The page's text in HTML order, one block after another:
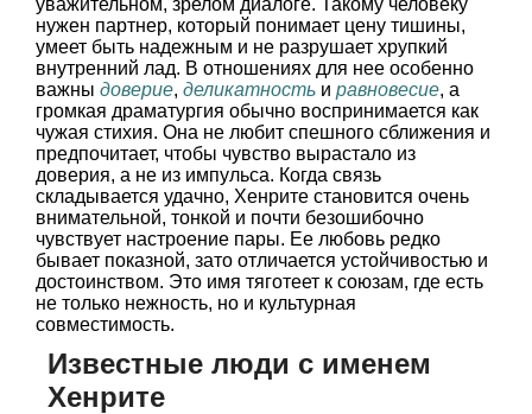
уважительном, зрелом диалоге. Такому человеку
нужен партнер, который понимает цену тишины,
умеет быть надежным и не разрушает хрупкий
внутренний лад. В отношениях для нее особенно
важны доверие, деликатность и равновесие, а
громкая драматургия обычно воспринимается как
чужая стихия. Она не любит спешного сближения и
предпочитает, чтобы чувство вырастало из
доверия, а не из импульса. Когда связь
складывается удачно, Хенрите становится очень
внимательной, тонкой и почти безошибочно
чувствует настроение пары. Ее любовь редко
бывает показной, зато отличается устойчивостью и
достоинством. Это имя тяготеет к союзам, где есть
не только нежность, но и культурная
совместимость.
Известные люди с именем
Хенрите